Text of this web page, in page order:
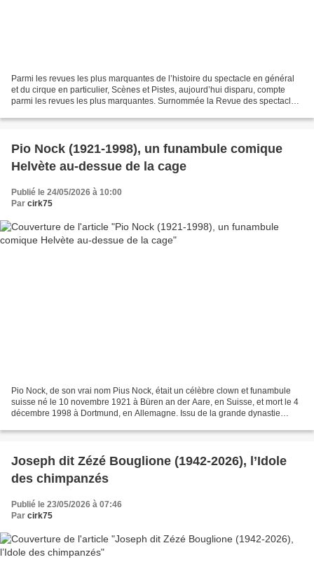
Parmi les revues les plus marquantes de l’histoire du spectacle en général
et du cirque en particulier, Scènes et Pistes, aujourd’hui disparu, compte
parmi les revues les plus marquantes. Surnommée la Revue des spectacles
Pio Nock (1921-1998), un funambule comique
Helvète au-dessue de la cage
Publié le 24/05/2026 à 10:00
Par cirk75
Pio Nock, de son vrai nom Pius Nock, était un célèbre clown et funambule
suisse né le 10 novembre 1921 à Büren an der Aare, en Suisse, et mort le 4
décembre 1998 à Dortmund, en Allemagne. Issu de la grande dynastie
Joseph dit Zézé Bouglione (1942-2026), l’Idole
des chimpanzés
Publié le 23/05/2026 à 07:46
Par cirk75